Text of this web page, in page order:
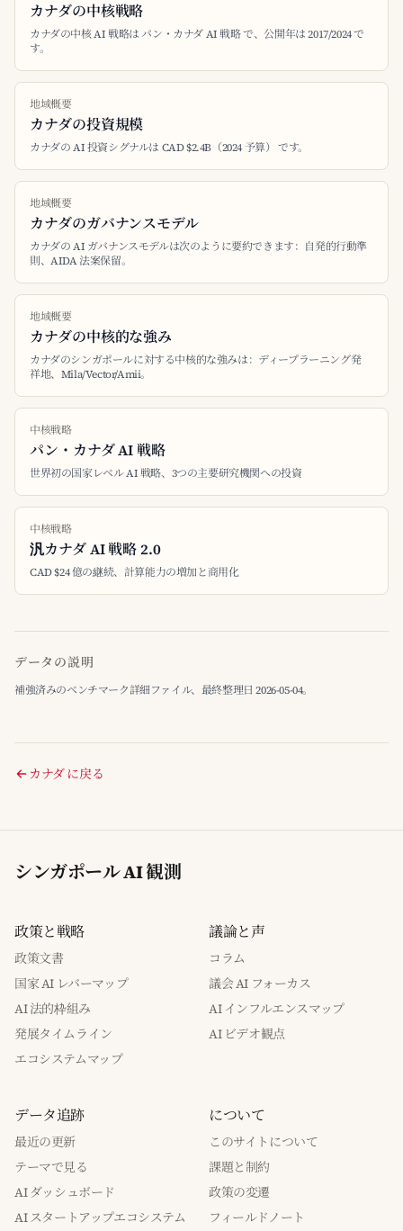
カナダの中核戦略
カナダの中核 AI 戦略は パン・カナダ AI 戦略 で、公開年は 2017/2024 で
す。
地域概要
カナダの投資規模
カナダの AI 投資シグナルは CAD $2.4B（2024 予算） です。
地域概要
カナダのガバナンスモデル
カナダの AI ガバナンスモデルは次のように要約できます：自発的行動準
則、AIDA 法案保留。
地域概要
カナダの中核的な強み
カナダのシンガポールに対する中核的な強みは：ディープラーニング発
祥地、Mila/Vector/Amii。
中核戦略
パン・カナダ AI 戦略
世界初の国家レベル AI 戦略、3つの主要研究機関への投資
中核戦略
汎カナダ AI 戦略 2.0
CAD $24 億の継続、計算能力の増加と商用化
データの説明
補強済みのベンチマーク詳細ファイル、最終整理日 2026-05-04。
カナダ に戻る
シンガポール AI 観測
政策と戦略
政策文書
国家 AI レバーマップ
AI 法的枠組み
発展タイムライン
エコシステムマップ
議論と声
コラム
議会 AI フォーカス
AI インフルエンスマップ
AI ビデオ観点
データ追跡
最近の更新
テーマで見る
AI ダッシュボード
AI スタートアップエコシステム
について
このサイトについて
課題と制約
政策の変遷
フィールドノート